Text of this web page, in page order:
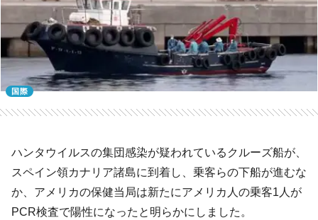
国際
ハンタウイルスの集団感染が疑われているクルーズ船が、
スペイン領カナリア諸島に到着し、乗客らの下船が進むな
か、アメリカの保健当局は新たにアメリカ人の乗客1人が
PCR検査で陽性になったと明らかにしました。